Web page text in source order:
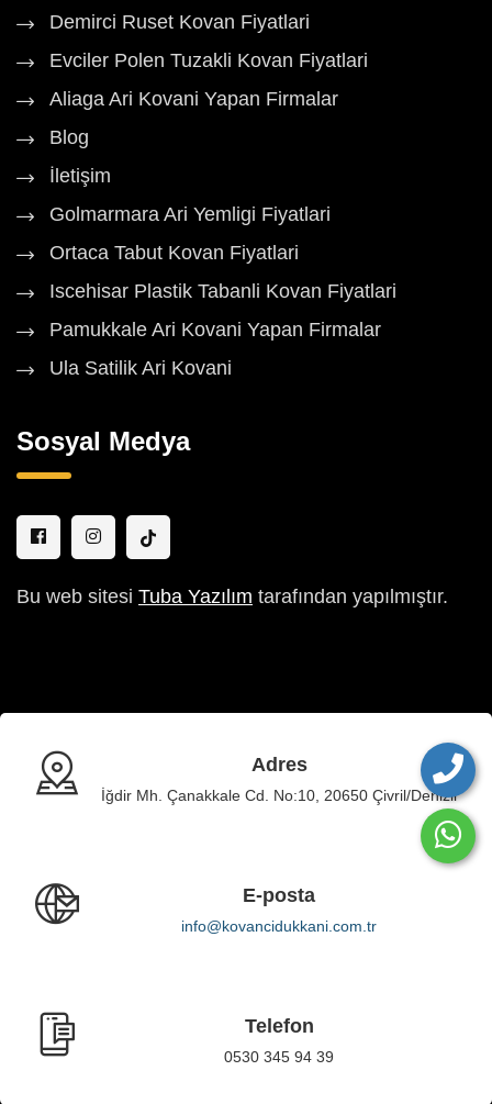
Demirci Ruset Kovan Fiyatlari
Evciler Polen Tuzakli Kovan Fiyatlari
Aliaga Ari Kovani Yapan Firmalar
Blog
İletişim
Golmarmara Ari Yemligi Fiyatlari
Ortaca Tabut Kovan Fiyatlari
Iscehisar Plastik Tabanli Kovan Fiyatlari
Pamukkale Ari Kovani Yapan Firmalar
Ula Satilik Ari Kovani
Sosyal Medya
Bu web sitesi Tuba Yazılım tarafından yapılmıştır.
Adres
İğdir Mh. Çanakkale Cd. No:10, 20650 Çivril/Denizli
E-posta
info@kovancidukkani.com.tr
Telefon
0530 345 94 39